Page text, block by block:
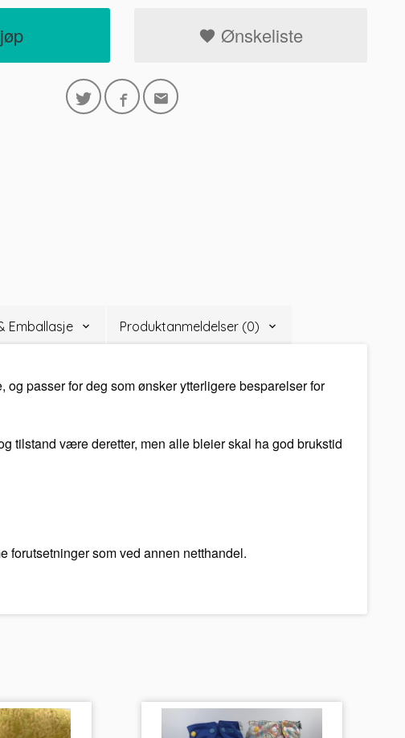
Ønskeliste
Emballasje Produktanmeldelser (0)
passer for deg som ønsker ytterligere besparelser for
tilstand være deretter, men alle bleier skal ha god brukstid
forutsetninger som ved annen netthandel.